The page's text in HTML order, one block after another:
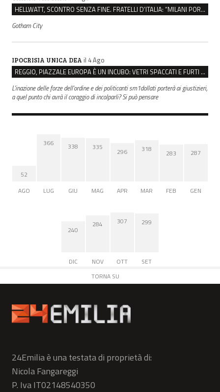
HELLWATT, SCONTRO SENZA FINE. FRATELLI D’ITALIA: “MILANI PORTA DOCUMENTI, DE FRANCO INSULTI”
Gotham City
IPOCRISIA UNICA DEA il 4 Ago
REGGIO, PIAZZALE EUROPA È UN INCUBO: VETRI SPACCATI E FURTI SULLE AUTO IN SOSTA
L'inazione delle forze dell'ordine e dei politicanti sm1dollati porterà ai giustizieri,
a quel punto chi avrà il coraggio di incolparli? Si può pensare
52
AGO
366
LUG
338
GIU
335
MAG
296
APR
318
MAR
283
FEB
287
GEN
240
DIC
284
NOV
307
OTT
299
SET
TORNA SU
24Emilia è una testata di proprietà di:
Nicola Fangareggi
P. Iva IT02148540350